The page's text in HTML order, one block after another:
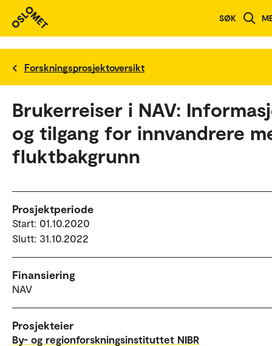
SØK
Forskningsprosjektoversikt
Brukerreiser i NAV:
og tilgang for innvandrere
fluktbakgrunn
Prosjektperiode
Start: 01.10.2020
Slutt: 31.10.2022
Finansiering
NAV
Prosjekteier
By- og regionforskningsinstituttet NIBR